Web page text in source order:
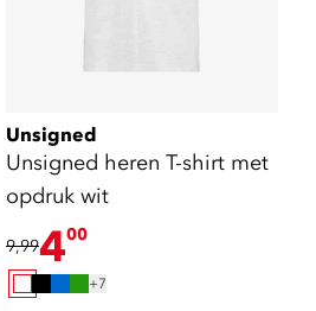
Unsigned
Unsigned heren T-shirt met
opdruk wit
9,99400
+7